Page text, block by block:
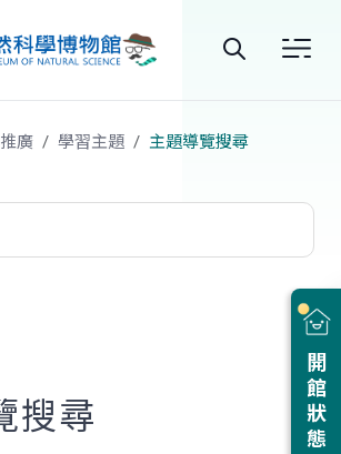
站
尋
開館狀態
廣 學習主題 主題導覽搜尋
搜尋